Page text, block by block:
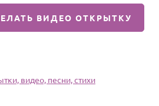
ВИДЕО ОТКРЫТКУ
видео, песни, стихи